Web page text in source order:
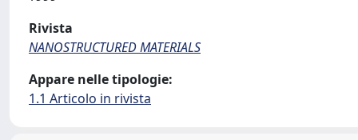
Rivista
NANOSTRUCTURED MATERIALS
Appare nelle tipologie:
1.1 Articolo in rivista